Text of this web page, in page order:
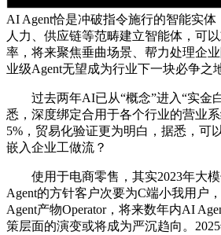
AI Agent恰是冲破指令施行的智能实体
人力、供应链等范畴建立智能体，可
率，将来聚焦垂曲场景、帮力处理企
业级Agent无望成为行业下一块必争之
过去两年AI已从“概念”进入“实金
悉，深度绑定合用于各个行业的营业
5%，贸易化验证更为明白，据悉，可
嵌入企业工做流？
使用于电商零售，其实2023年大模
Agent的方针客户次要为C端小我用户
Agent产物Operator，将来数年内AI
策层面的演变或将成为严沉趋向。